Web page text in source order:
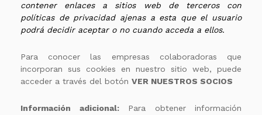
contener enlaces a sitios web de terceros con
políticas de privacidad ajenas a esta que el usuario
podrá decidir aceptar o no cuando acceda a ellos.
Para conocer las empresas colaboradoras que
incorporan sus cookies en nuestro sitio web, puede
acceder a través del botón VER NUESTROS SOCIOS
Información adicional:Para obtener información